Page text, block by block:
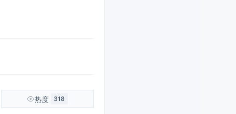
热度 318